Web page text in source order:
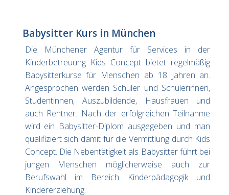
Babysitter Kurs in München
Die Münchener Agentur für Services in der
Kinderbetreuung Kids Concept bietet regelmäßig
Babysitterkurse für Menschen ab 18 Jahren an.
Angesprochen werden Schüler und Schülerinnen,
Studentinnen, Auszubildende, Hausfrauen und
auch Rentner. Nach der erfolgreichen Teilnahme
wird ein Babysitter-Diplom ausgegeben und man
qualifiziert sich damit für die Vermittlung durch Kids
Concept. Die Nebentätigkeit als Babysitter führt bei
jungen Menschen möglicherweise auch zur
Berufswahl im Bereich Kinderpädagogik und
Kindererziehung.